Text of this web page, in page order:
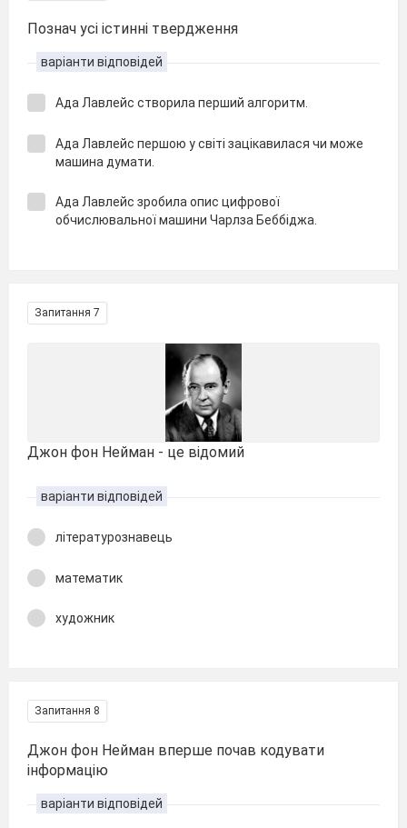
Познач усі істинні твердження
варіанти відповідей
Ада Лавлейс створила перший алгоритм.
Ада Лавлейс першою у світі зацікавилася чи може
машина думати.
Ада Лавлейс зробила опис цифрової
обчислювальної машини Чарлза Беббіджа.
Запитання 7
Джон фон Нейман - це відомий
варіанти відповідей
літературознавець
математик
художник
Запитання 8
Джон фон Нейман вперше почав кодувати
інформацію
варіанти відповідей